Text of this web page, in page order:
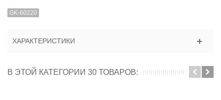
GK-60220
ХАРАКТЕРИСТИКИ
В ЭТОЙ КАТЕГОРИИ 30 ТОВАРОВ: